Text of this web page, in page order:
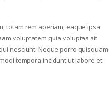
totam rem aperiam, eaque ipsa
voluptatem quia voluptas sit
nesciunt. Neque porro quisquam
tempora incidunt ut labore et